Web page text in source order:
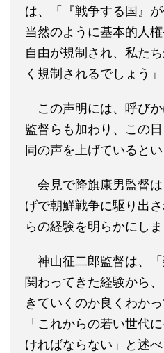
は、「『戦争する国』が
当然のように基本的人
自由が規制され、私た
く規制されるでしょう」
この声明には、呼び
監督らも加わり、この
同の声を上げているとい
会見で降旗康男監督
げで朝鮮戦争に駆り出
らの経験を明らかにしま
神山征二郎監督は、
関わってきた経験から
きていくのか良くわかっ
「これからの若い世代
ければならない」と述べ